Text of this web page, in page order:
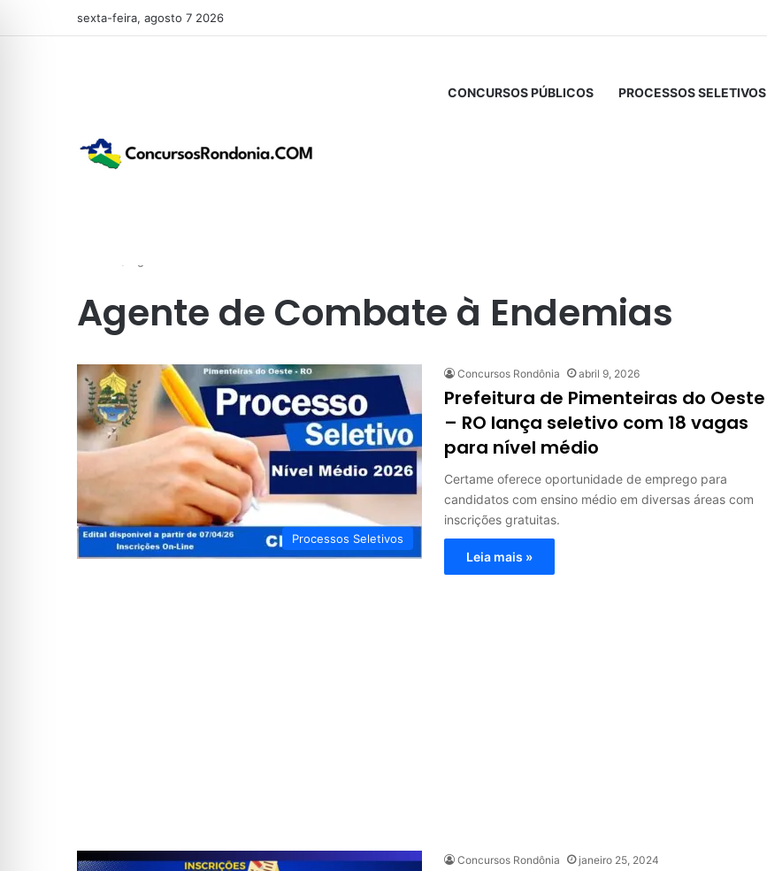
sexta-feira, agosto 7 2026
CONCURSOS PÚBLICOS PROCESSOS SELETIVOS
Agente de Combate à Endemias
Processos Seletivos
Concursos Rondônia abril 9, 2026
Prefeitura de Pimenteiras do Oeste
– RO lança seletivo com 18 vagas
para nível médio
Certame oferece oportunidade de emprego para
candidatos com ensino médio em diversas áreas com
inscrições gratuitas.
Leia mais »
Concursos Rondônia janeiro 25, 2024